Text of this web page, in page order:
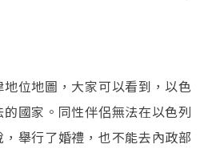
位地圖，大家可以看到，以色
國家。同性伴侶無法在以色列
舉行了婚禮，也不能去內政部